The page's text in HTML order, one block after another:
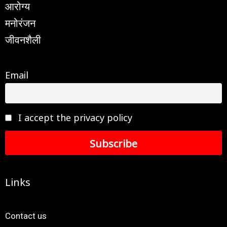
आरोग्य
मनोरंजन
जीवनशैली
Email
I accept the privacy policy
Links
Contact us